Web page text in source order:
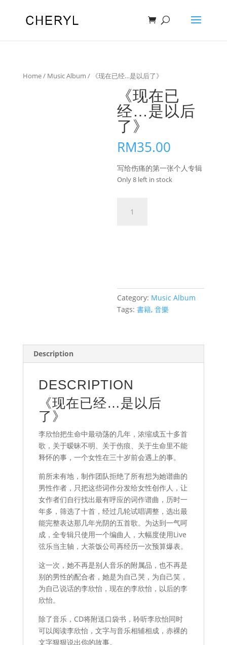
Home/ Music Album / 《现在已经…是以后了》
《现在已
经…是以后
了》
RM35.00
写给伤痛的第一张个人专辑
Only 8 left in stock
quantity
Category: Music Album
Tags:書籍,音樂
Description
DESCRIPTION
《现在已经…是以后
了》
李欣怡把生命中最动荡的几年，浓缩成五十多首
歌，关于暧昧不明、关于伤痕、关于生命里不能
释怀的​​事，一个女性在三十岁前会遇上的事。
前所未有地，制作团队拒绝了所有想为她谱曲的
男性作者，只把这些词作分发给女性创作人，让
女作者们自行找出最有呼应的词作谱曲，历时一
年多，筛选了十首，经过几轮试唱调整，选出最
能完整表达那几年光阴的五首歌。为达到一气呵
成，全专辑只使用一个编曲人，大幅度使用Live
弦乐当主轴，大茶饭公司再经历一次预算爆表。
这一次，她不再是别人音乐的附属品，也不再是
别的男性的配合者，她是为自己哭，为自己笑，
为自己说话的李欣怡，现在的李欣怡，以后的李
欣怡。
除了音乐，CD将附送口袋书，聆听李欣怡同时
可以阅读李欣怡，文字与音乐相辅相成，赤裸的
文字狠狠说出你的故事。